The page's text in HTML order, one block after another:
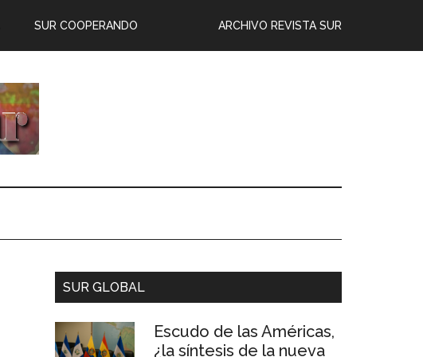
ARCHIVO REVISTA SUR
SUR COOPERANDO
SUR GLOBAL
Escudo de las Américas,
¿la síntesis de la nueva